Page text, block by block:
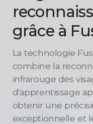
grâce à
La technologie
combine la
infrarouge des
d'apprentissage
obtenir une
exceptionnelle et